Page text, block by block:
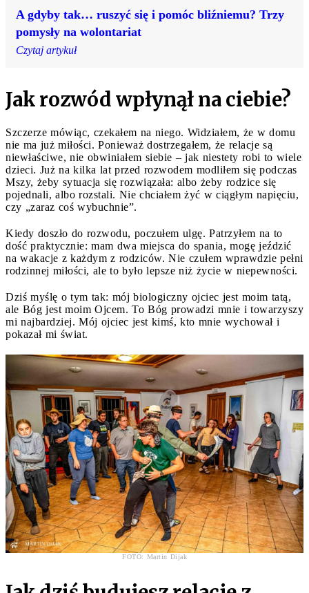
A gdyby tak… ruszyć się i pomóc bliźniemu? Trzy
pomysły na wolontariat
Czytaj artykuł
Jak rozwód wpłynął na ciebie?
Szczerze mówiąc, czekałem na niego. Widziałem, że w domu
nie ma już miłości. Ponieważ dostrzegałem, że relacje są
niewłaściwe, nie obwiniałem siebie – jak niestety robi to wiele
dzieci. Już na kilka lat przed rozwodem modliłem się podczas
Mszy, żeby sytuacja się rozwiązała: albo żeby rodzice się
pojednali, albo rozstali. Nie chciałem żyć w ciągłym napięciu,
czy „zaraz coś wybuchnie”.
Kiedy doszło do rozwodu, poczułem ulgę. Patrzyłem na to
dość praktycznie: mam dwa miejsca do spania, mogę jeździć
na wakacje z każdym z rodziców. Nie czułem wprawdzie pełni
rodzinnej miłości, ale to było lepsze niż życie w niepewności.
Dziś myślę o tym tak: mój biologiczny ojciec jest moim tatą,
ale Bóg jest moim Ojcem. To Bóg prowadzi mnie i towarzyszy
mi najbardziej. Mój ojciec jest kimś, kto mnie wychował i
pokazał mi świat.
FOTO: Martin Dijak